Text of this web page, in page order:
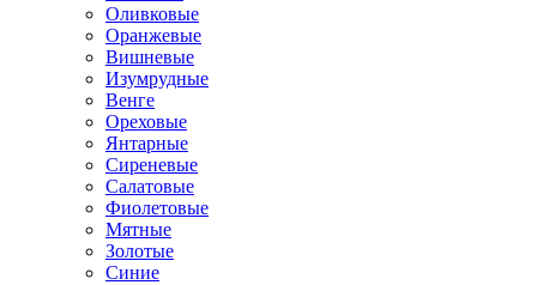
Оливковые
Оранжевые
Вишневые
Изумрудные
Венге
Ореховые
Янтарные
Сиреневые
Салатовые
Фиолетовые
Мятные
Золотые
Синие